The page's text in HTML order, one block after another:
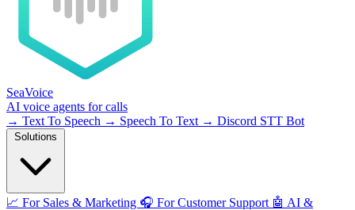
SeaVoice
AI voice agents for calls
→ Text To Speech → Speech To Text → Discord STT Bot
📈 For Sales & Marketing 🎧 For Customer Support 🤖 AI &